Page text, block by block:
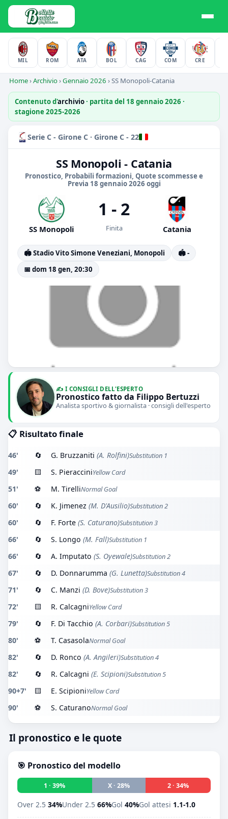
MIL ROM ATA BOL CAG COM CRE
Home›Archivio›Gennaio 2026 ›SS Monopoli-Catania
Contenuto d'archivio· partita del 18 gennaio 2026 ·
stagione 2025-2026
Serie C - Girone C · Girone C - 22
SS Monopoli - Catania
Pronostico, Probabili formazioni, Quote scommesse e
Previa 18 gennaio 2026 oggi
SS Monopoli
1 - 2
Finita Catania
🏟️ Stadio Vito Simone Veneziani, Monopoli
🏟️ -
📅 dom 18 gen, 20:30
✍️ I CONSIGLI DELL'ESPERTO
Pronostico fatto da Filippo Bertuzzi
Analista sportivo & giornalista · consigli dell'esperto
📋 Risultato finale
46' 🔄 G. Bruzzaniti (A. Rolfini)Substitution 1
49' 🟨 S. PieracciniYellow Card
51' ⚽ M. TirelliNormal Goal
60' 🔄 K. Jimenez (M. D'Ausilio)Substitution 2
60' 🔄 F. Forte (S. Caturano)Substitution 3
66' 🔄 S. Longo (M. Fall)Substitution 1
66' 🔄 A. Imputato (S. Oyewale)Substitution 2
67' 🔄 D. Donnarumma (G. Lunetta)Substitution 4
71' 🔄 C. Manzi (D. Bove)Substitution 3
72' 🟨 R. CalcagniYellow Card
79' 🔄 F. Di Tacchio (A. Corbari)Substitution 5
80' ⚽ T. CasasolaNormal Goal
82' 🔄 D. Ronco (A. Angileri)Substitution 4
82' 🔄 R. Calcagni (E. Scipioni)Substitution 5
90+7' 🟨 E. ScipioniYellow Card
90' ⚽ S. CaturanoNormal Goal
Il pronostico e le quote
🎯 Pronostico del modello
1 · 39% X · 28% 2 · 34%
Over 2.5 34%Under 2.5 66%Gol 40%Gol attesi 1.1-1.0